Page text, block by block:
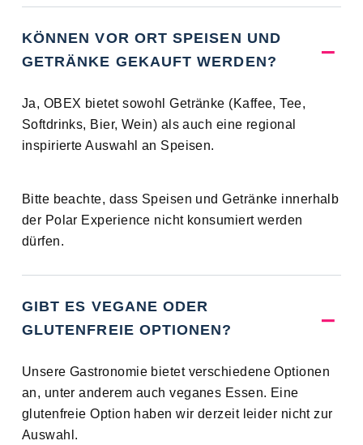
KÖNNEN VOR ORT SPEISEN UND
GETRÄNKE GEKAUFT WERDEN?
Ja, OBEX bietet sowohl Getränke (Kaffee, Tee,
Softdrinks, Bier, Wein) als auch eine regional
inspirierte Auswahl an Speisen.
Bitte beachte, dass Speisen und Getränke innerhalb
der Polar Experience nicht konsumiert werden
dürfen.
GIBT ES VEGANE ODER
GLUTENFREIE OPTIONEN?
Unsere Gastronomie bietet verschiedene Optionen
an, unter anderem auch veganes Essen. Eine
glutenfreie Option haben wir derzeit leider nicht zur
Auswahl.